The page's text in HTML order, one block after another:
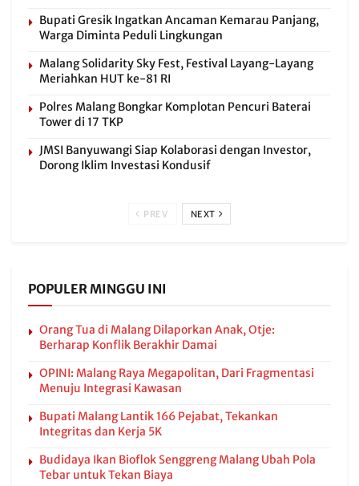
Bupati Gresik Ingatkan Ancaman Kemarau Panjang,
Warga Diminta Peduli Lingkungan
Malang Solidarity Sky Fest, Festival Layang-Layang
Meriahkan HUT ke-81 RI
Polres Malang Bongkar Komplotan Pencuri Baterai
Tower di 17 TKP
JMSI Banyuwangi Siap Kolaborasi dengan Investor,
Dorong Iklim Investasi Kondusif
PREV NEXT
POPULER MINGGU INI
Orang Tua di Malang Dilaporkan Anak, Otje:
Berharap Konflik Berakhir Damai
OPINI: Malang Raya Megapolitan, Dari Fragmentasi
Menuju Integrasi Kawasan
Bupati Malang Lantik 166 Pejabat, Tekankan
Integritas dan Kerja 5K
Budidaya Ikan Bioflok Senggreng Malang Ubah Pola
Tebar untuk Tekan Biaya